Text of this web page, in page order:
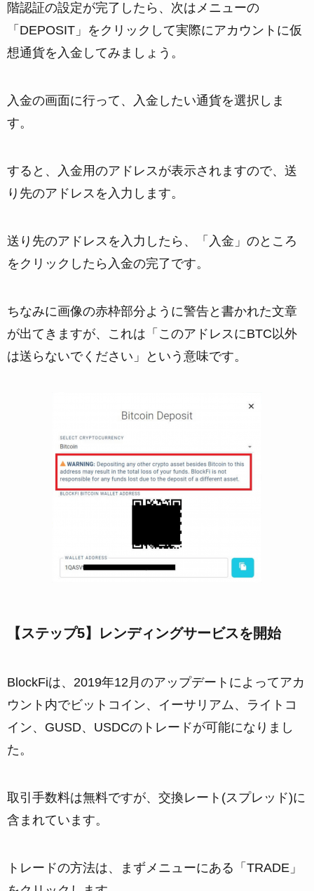
階認証の設定が完了したら、次はメニューの
「DEPOSIT」をクリックして実際にアカウントに仮
想通貨を入金してみましょう。
入金の画面に行って、入金したい通貨を選択しま
す。
すると、入金用のアドレスが表示されますので、送
り先のアドレスを入力します。
送り先のアドレスを入力したら、「入金」のところ
をクリックしたら入金の完了です。
ちなみに画像の赤枠部分ように警告と書かれた文章
が出てきますが、これは「このアドレスにBTC以外
は送らないでください」という意味です。
【ステップ5】レンディングサービスを開始
BlockFiは、2019年12月のアップデートによってアカ
ウント内でビットコイン、イーサリアム、ライトコ
イン、GUSD、USDCのトレードが可能になりまし
た。
取引手数料は無料ですが、交換レート(スプレッド)に
含まれています。
トレードの方法は、まずメニューにある「TRADE」